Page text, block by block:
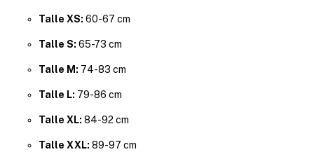
Talle XS: 60-67 cm
Talle S: 65-73 cm
Talle M: 74-83 cm
Talle L: 79-86 cm
Talle XL: 84-92 cm
Talle XXL: 89-97 cm